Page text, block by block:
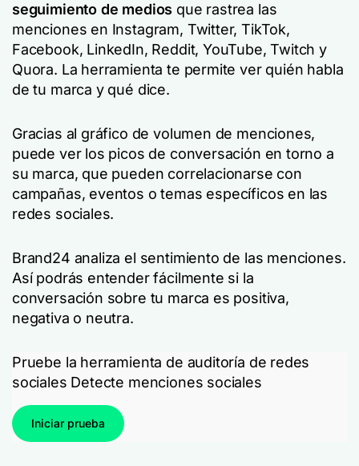
seguimiento de medios que rastrea las
menciones en Instagram, Twitter, TikTok,
Facebook, LinkedIn, Reddit, YouTube, Twitch y
Quora. La herramienta te permite ver quién habla
de tu marca y qué dice.
Gracias al gráfico de volumen de menciones,
puede ver los picos de conversación en torno a
su marca, que pueden correlacionarse con
campañas, eventos o temas específicos en las
redes sociales.
Brand24 analiza el sentimiento de las menciones.
Así podrás entender fácilmente si la
conversación sobre tu marca es positiva,
negativa o neutra.
Pruebe la herramienta de auditoría de redes
sociales Detecte menciones sociales
Iniciar prueba